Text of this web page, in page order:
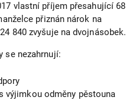
vlastní příjem přesahující 68
přiznán nárok na
840 zvyšuje na dvojnásobek.
se nezahrnují:
výjimkou odměny pěstouna